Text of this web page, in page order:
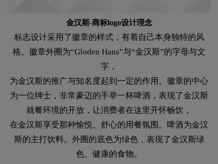
金汉斯-商标logo设计理念
标志设计采用了徽章的样式，有着自己本身独特的风
格。徽章外圈为“Gloden Hans”与“金汉斯”的字母与文
字，
为金汉斯的推广与知名度起到一定的作用。徽章的中心
为一位绅士，非常豪迈的手举一杯啤酒，表现了金汉斯
就餐环境的开放，让消费者在这里开怀畅饮，
在金汉斯享受那种愉悦、舒心的用餐氛围。啤酒为金汉
斯的主打饮料。外圈的底色为绿色，表现了金汉斯绿
色、健康的食物。